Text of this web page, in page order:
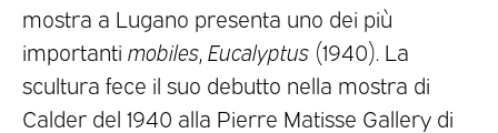
mostra a Lugano presenta uno dei più
importanti mobiles Eucalyptus (1940). La
scultura fece il suo debutto nella mostra di
Calder del 1940 alla Pierre Matisse Gallery di